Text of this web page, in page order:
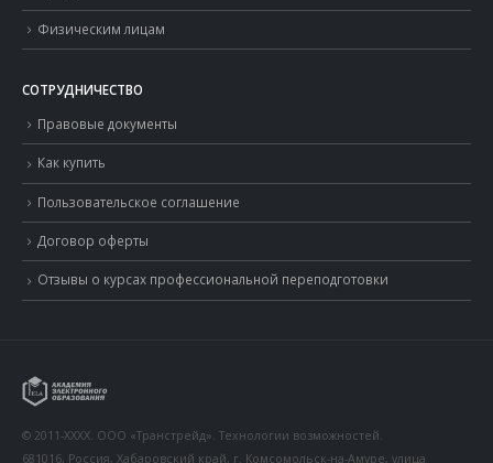
Физическим лицам
СОТРУДНИЧЕСТВО
Правовые документы
Как купить
Пользовательское соглашение
Договор оферты
Отзывы о курсах профессиональной переподготовки
© 2011-XXXX. ООО «Транстрейд». Технологии возможностей.
681016, Россия, Хабаровский край, г. Комсомольск-на-Амуре, улица